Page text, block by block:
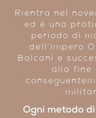
Rientra nel
ed è una
periodo di
dell’Impero
Balcani e
alla fine
Ogni metodo